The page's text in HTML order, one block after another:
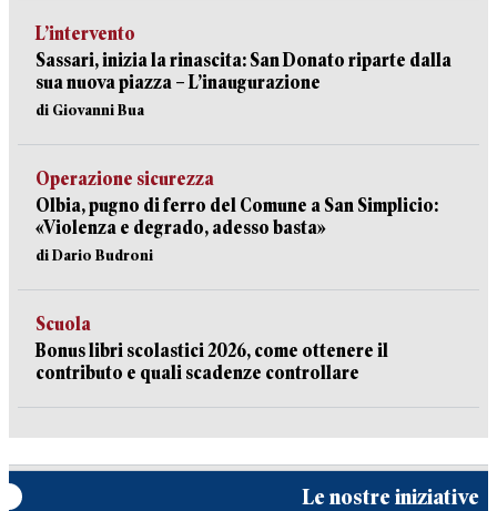
L’intervento
Sassari, inizia la rinascita: San Donato riparte dalla
sua nuova piazza – L’inaugurazione
di Giovanni Bua
Operazione sicurezza
Olbia, pugno di ferro del Comune a San Simplicio:
«Violenza e degrado, adesso basta»
di Dario Budroni
Scuola
Bonus libri scolastici 2026, come ottenere il
contributo e quali scadenze controllare
Le nostre iniziative